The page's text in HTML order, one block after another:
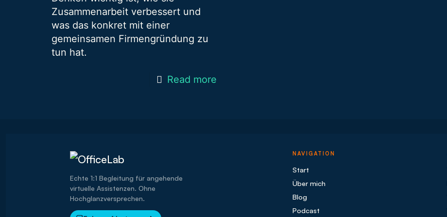
Zusammenarbeit verbessert und
was das konkret mit einer
gemeinsamen Firmengründung zu
tun hat.
Read more
Echte 1:1 Begleitung für angehende
virtuelle Assistenzen. Ohne
Hochglanzversprechen.
NAVIGATION
Start
Über mich
Blog
Podcast